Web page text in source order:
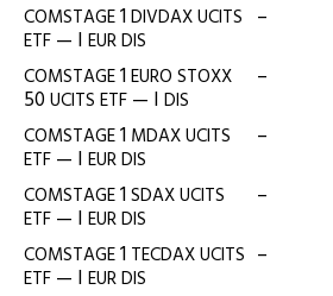
COMSTAGE1DIVDAXUCITS
ETF — I EURDIS
–
COMSTAGE1EURO STOXX
50 UCITS ETF — I DIS
–
COMSTAGE1 MDAXUCITS
ETF — I EURDIS
–
COMSTAGE1SDAXUCITS
ETF — I EURDIS
–
COMSTAGE1 TECDAXUCITS
ETF — I EURDIS
–